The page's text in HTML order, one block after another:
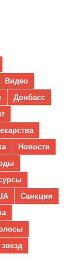
Видео
Донбасс
Новости
Санкции